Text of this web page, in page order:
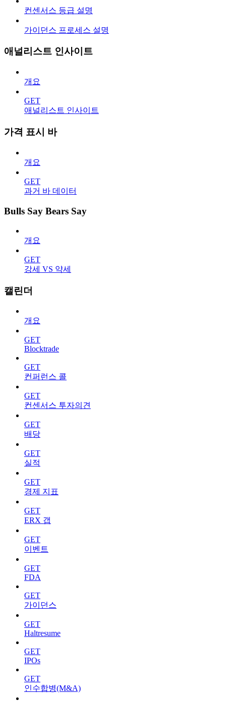
컨센서스 등급 설명
가이던스 프로세스 설명
애널리스트 인사이트
개요
GET
애널리스트 인사이트
가격 표시 바
개요
GET
과거 바 데이터
Bulls Say Bears Say
개요
GET
강세 VS 약세
캘린더
개요
GET
Blocktrade
GET
컨퍼런스 콜
GET
컨센서스 투자의견
GET
배당
GET
실적
GET
경제 지표
GET
ERX 갭
GET
이벤트
GET
FDA
GET
가이던스
GET
Haltresume
GET
IPOs
GET
인수합병(M&A)